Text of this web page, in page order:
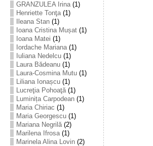
GRANZULEA Irina(1)
Henriette Tonţa(1)
Ileana Stan(1)
Ioana Cristina Mușat(1)
Ioana Matei (1)
Iordache Mariana(1)
Iuliana Nedelcu(1)
Laura Bădeanu(1)
Laura-Cosmina Mutu(1)
Liliana Ionașcu(1)
Lucreţia Pohoaţă(1)
Luminița Carpodean(1)
Maria Chiriac (1)
Maria Georgescu(1)
Mariana Negrilă(2)
Marilena Ifrosa(1)
Marinela Alina Lovin(2)